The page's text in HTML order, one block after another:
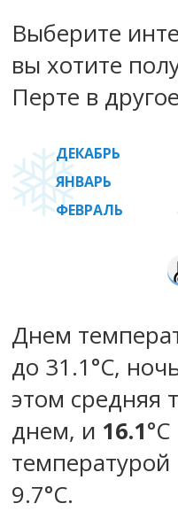
Выберите
вы хотите
Перте в
ДЕКАБРЬ
ЯНВАРЬ
ФЕВРАЛЬ
Днем
до 31.1°C,
этом средняя
днем, и 16.1
температурой
9.7°С.